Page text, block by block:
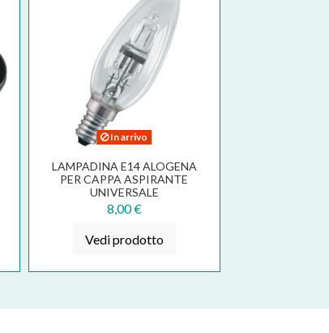
In arrivo
LAMPADINA E14 ALOGENA
PER CAPPA ASPIRANTE
UNIVERSALE
8,00 €
Vedi prodotto